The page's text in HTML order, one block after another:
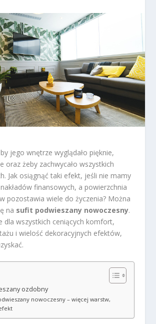
jego wnętrze wyglądało pięknie,
oraz żeby zachwycało wszystkich
Jak osiągnąć taki efekt, jeśli nie mamy
finansowych, a powierzchnia
pozostawia wiele do życzenia? Można
na sufit podwieszany nowoczesny.
dla wszystkich ceniących komfort,
i wielość dekoracyjnych efektów,
ozdobny
nowoczesny – więcej warstw,